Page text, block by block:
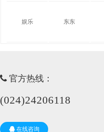
娱乐 东东
官方热线：
(024)24206118
在线咨询